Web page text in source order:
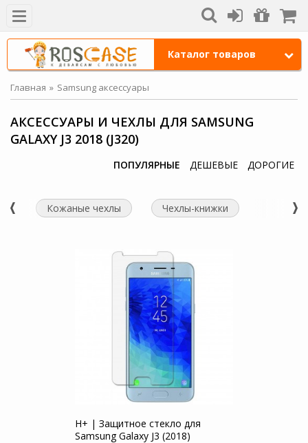
Каталог товаров
Главная Samsung аксессуары
АКСЕССУАРЫ И ЧЕХЛЫ ДЛЯ SAMSUNG
GALAXY J3 2018 (J320)
ПОПУЛЯРНЫЕ ДЕШЕВЫЕ ДОРОГИЕ
Кожаные чехлы Чехлы-книжки
H+ | Защитное стекло для
Samsung Galaxy J3 (2018)